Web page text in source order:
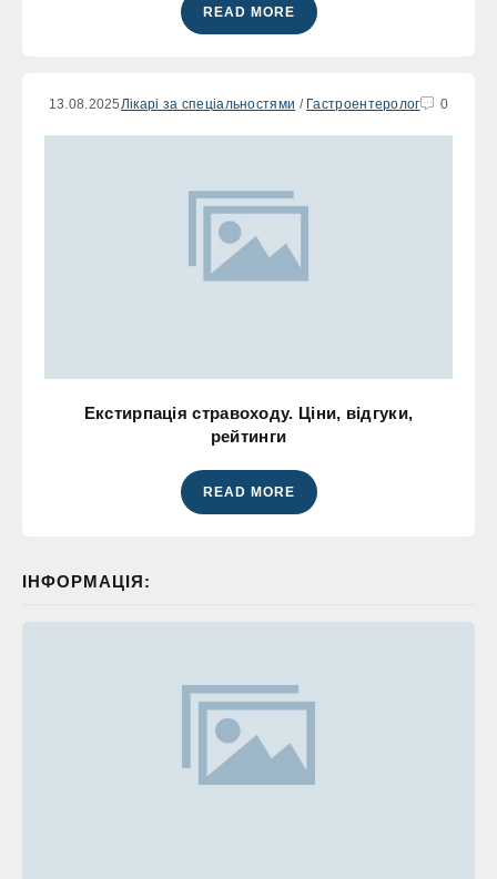
READ MORE
13.08.2025 Лікарі за спеціальностями / Гастроентеролог 0
Екстирпація стравоходу. Ціни, відгуки,
рейтинги
READ MORE
ІНФОРМАЦІЯ: